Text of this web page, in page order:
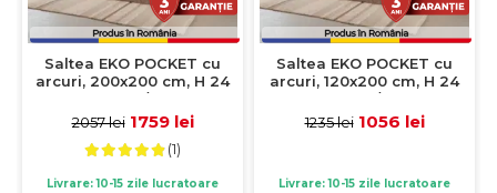
Saltea EKO POCKET cu
arcuri, 200x200 cm, H 24
cm, fata vara / fata iarna
2057 lei 1759 lei
(1)
Livrare: 10-15 zile lucratoare
Saltea EKO POCKET cu
arcuri, 120x200 cm, H 24
cm, fata vara / fata iarna
1235 lei 1056 lei
Livrare: 10-15 zile lucratoare